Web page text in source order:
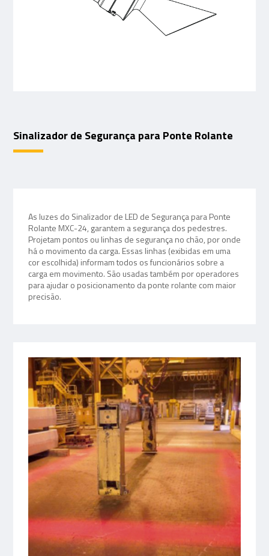
Sinalizador de Segurança para Ponte Rolante
As luzes do Sinalizador de LED de Segurança para Ponte
Rolante MXC-24, garantem a segurança dos pedestres.
Projetam pontos ou linhas de segurança no chão, por onde
há o movimento da carga. Essas linhas (exibidas em uma
cor escolhida) informam todos os funcionários sobre a
carga em movimento. São usadas também por operadores
para ajudar o posicionamento da ponte rolante com maior
precisão.